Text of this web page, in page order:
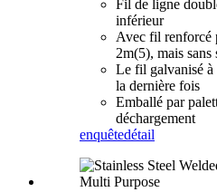
Fil de ligne
inférieur
Avec fil renforcé
2m(5), mais sans
Le fil galvanisé
la dernière fois
Emballé par
déchargement
enquêtedétail